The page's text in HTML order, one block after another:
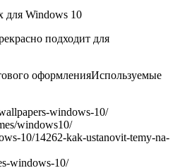
для Windows 10
подходит для
оформленияИспользуемые
windows-10/
windows10/
10/14262-kak-ustanovit-temy-na-
windows-10/